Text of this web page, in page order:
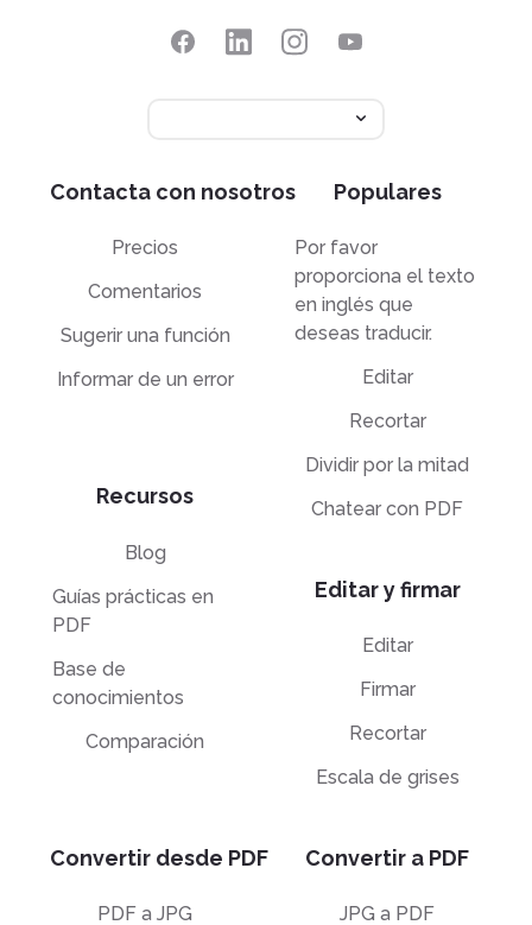
Contacta con nosotros
Precios
Comentarios
Sugerir una función
Informar de un error
Recursos
Blog
Guías prácticas en
PDF
Base de
conocimientos
Comparación
Populares
Por favor
proporciona el texto
en inglés que
deseas traducir.
Editar
Recortar
Dividir por la mitad
Chatear con PDF
Editar y firmar
Editar
Firmar
Recortar
Escala de grises
Convertir desde PDF
PDF a JPG
Convertir a PDF
JPG a PDF